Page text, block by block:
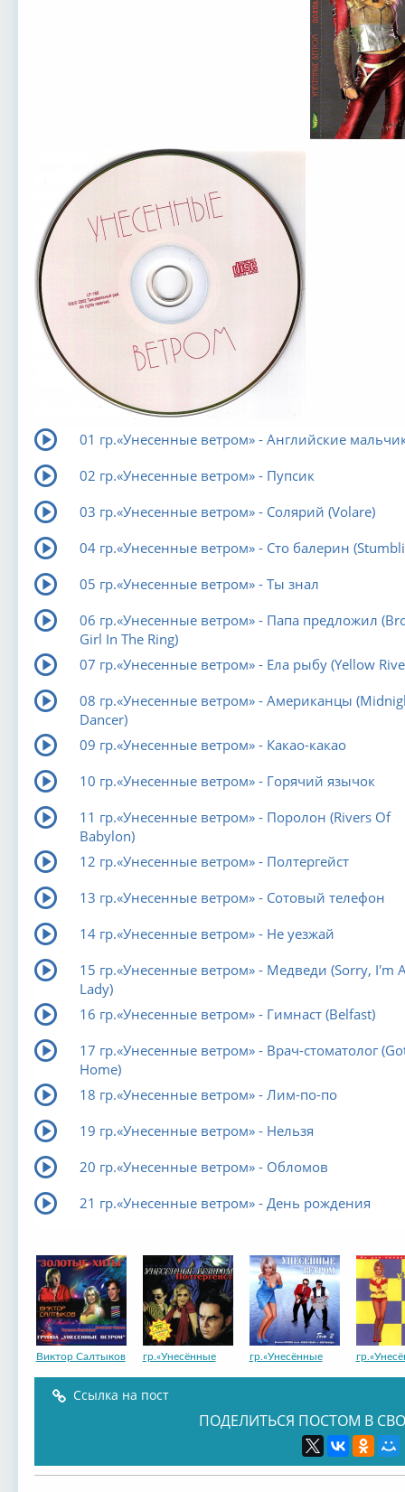
01 гр.«Унесенные ветром» - Английские
02 гр.«Унесенные ветром» - Пупсик
03 гр.«Унесенные ветром» - Солярий (Volare)
04 гр.«Унесенные ветром» - Сто балерин
05 гр.«Унесенные ветром» - Ты знал
06 гр.«Унесенные ветром» - Папа предложил
Girl In The Ring)
07 гр.«Унесенные ветром» - Ела рыбу (Yellow
08 гр.«Унесенные ветром» - Американцы
Dancer)
09 гр.«Унесенные ветром» - Какао-какао
10 гр.«Унесенные ветром» - Горячий язычок
11 гр.«Унесенные ветром» - Поролон (Rivers Of
Babylon)
12 гр.«Унесенные ветром» - Полтергейст
13 гр.«Унесенные ветром» - Сотовый телефон
14 гр.«Унесенные ветром» - Не уезжай
15 гр.«Унесенные ветром» - Медведи (Sorry, I'm
Lady)
16 гр.«Унесенные ветром» - Гимнаст (Belfast)
17 гр.«Унесенные ветром» - Врач-стоматолог
Home)
18 гр.«Унесенные ветром» - Лим-по-по
19 гр.«Унесенные ветром» - Нельзя
20 гр.«Унесенные ветром» - Обломов
21 гр.«Унесенные ветром» - День рождения
Виктор Салтыков гр.«Унесённые гр.«Унесённые
Ссылка на пост
ПОДЕЛИТЬСЯ ПОСТОМ В